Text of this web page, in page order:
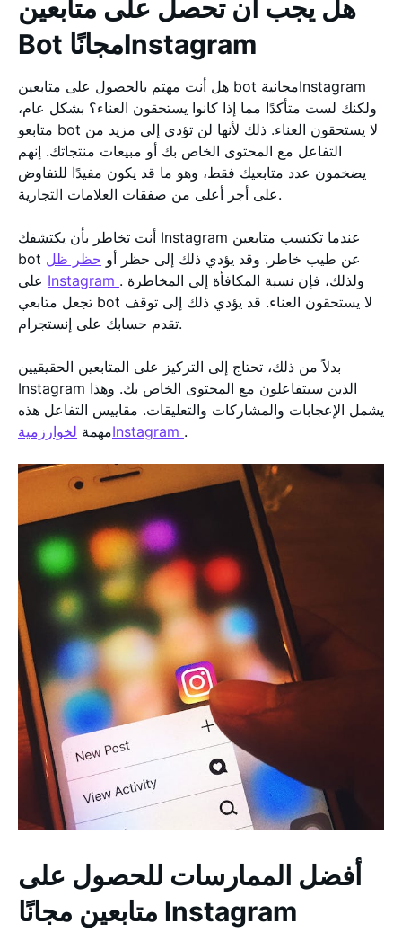
هل يجب أن تحصل على متابعين
Bot مجانًاInstagram
هل أنت مهتم بالحصول على متابعين bot مجانيةInstagram
ولكنك لست متأكدًا مما إذا كانوا يستحقون العناء؟ بشكل عام،
متابعو bot لا يستحقون العناء. ذلك لأنها لن تؤدي إلى مزيد من
التفاعل مع المحتوى الخاص بك أو مبيعات منتجاتك. إنهم
يضخمون عدد متابعيك فقط، وهو ما قد يكون مفيدًا للتفاوض
على أجر أعلى من صفقات العلامات التجارية.
أنت تخاطر بأن يكتشفك Instagram عندما تكتسب متابعين
bot عن طيب خاطر. وقد يؤدي ذلك إلى حظر أو حظر ظل
Instagram . ولذلك، فإن نسبة المكافأة إلى المخاطرة
تجعل متابعي bot لا يستحقون العناء. قد يؤدي ذلك إلى توقف
تقدم حسابك على إنستجرام.
بدلاً من ذلك، تحتاج إلى التركيز على المتابعين الحقيقيين
Instagram الذين سيتفاعلون مع المحتوى الخاص بك. وهذا
يشمل الإعجابات والمشاركات والتعليقات. مقاييس التفاعل هذه
مهمةلخوارزميةInstagram .
أفضل الممارسات للحصول على
متابعين مجانًا Instagram